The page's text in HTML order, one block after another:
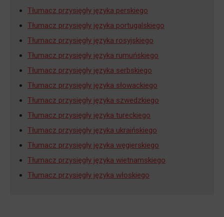
Tłumacz przysięgły języka perskiego
Tłumacz przysięgły języka portugalskiego
Tłumacz przysięgły języka rosyjskiego
Tłumacz przysięgły języka rumuńskiego
Tłumacz przysięgły języka serbskiego
Tłumacz przysięgły języka słowackiego
Tłumacz przysięgły języka szwedzkiego
Tłumacz przysięgły języka tureckiego
Tłumacz przysięgły języka ukraińskiego
Tłumacz przysięgły języka węgierskiego
Tłumacz przysięgły języka wietnamskiego
Tłumacz przysięgły języka włoskiego